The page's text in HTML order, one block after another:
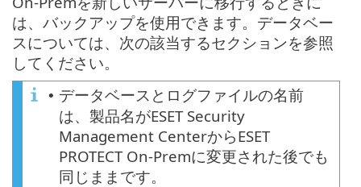
は、バックアップを使用できます。データベー
スについては、次の該当するセクションを参照
してください。
• データベースとログファイルの名前
は、製品名がESET Security
Management CenterからESET
PROTECT On-Premに変更された後でも
同じままです。